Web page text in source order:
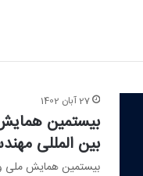
27 آبان 1402
بیستمین
بین المللی
بیستمین همایش ملی
ایام تابستان